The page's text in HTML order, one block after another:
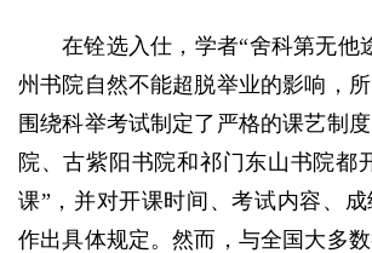
在铨选入仕，学者“舍科第无他
州书院自然不能超脱举业的影响，
围绕科举考试制定了严格的课艺制
院、古紫阳书院和祁门东山书院都
课”，并对开课时间、考试内容、
作出具体规定。然而，与全国大多